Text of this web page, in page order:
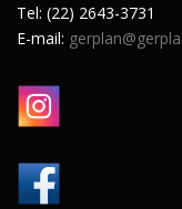
Tel: (22) 2643-3731
E-mail: